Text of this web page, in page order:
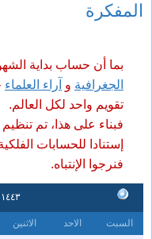
المفکرة
بما أن حساب بداية
الجغرافية و آراء العلماء
تقويم واحد لكل العالم.
فبناء على هذا، تم
إستنادا للحسابات
فنرجوا الإنتباه.
١٤٤٣
السبت الاحد الاثنين